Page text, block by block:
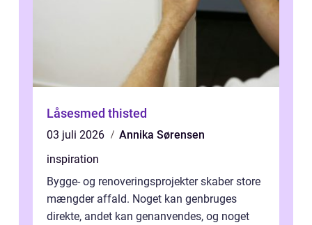
Låsesmed thisted
03 juli 2026
Annika Sørensen
inspiration
Bygge- og renoveringsprojekter skaber store
mængder affald. Noget kan genbruges
direkte, andet kan genanvendes, og noget